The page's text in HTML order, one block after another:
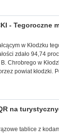
- Tegoroczne
w Kłodzku
zdało 94,74
Chrobrego w
powiat kłodzki.
na
tablice z